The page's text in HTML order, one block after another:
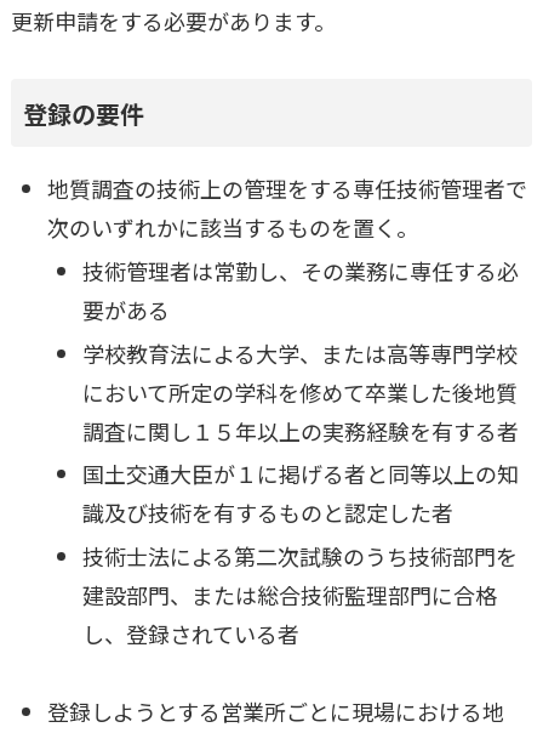
更新申請をする必要があります。
登録の要件
地質調査の技術上の管理をする専任技術管理者で
次のいずれかに該当するものを置く。
技術管理者は常勤し、その業務に専任する必
要がある
学校教育法による大学、または高等専門学校
において所定の学科を修めて卒業した後地質
調査に関し１５年以上の実務経験を有する者
国土交通大臣が１に掲げる者と同等以上の知
識及び技術を有するものと認定した者
技術士法による第二次試験のうち技術部門を
建設部門、または総合技術監理部門に合格
し、登録されている者
登録しようとする営業所ごとに現場における地